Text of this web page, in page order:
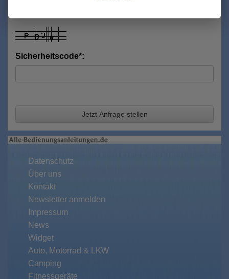
Sicherheitscode*:
Jetzt Anfrage stellen
Datenschutz
Über uns
Kontakt
Newsletter anmelden
Impressum
News
Widget
Auto, Motorrad & LKW
Camping
Fitnessgeräte